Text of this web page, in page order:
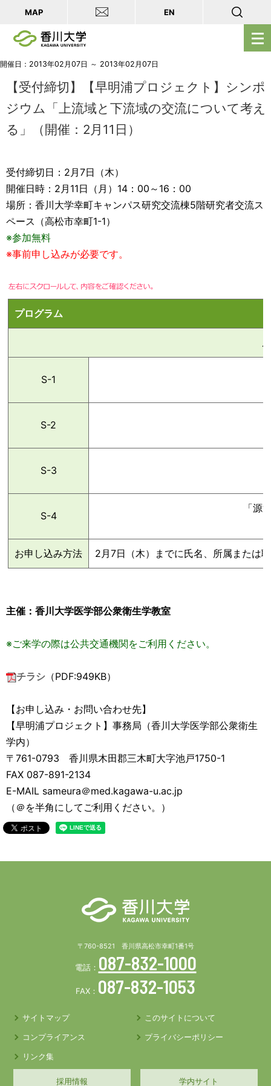
メ
ニ
開
MAP EN
開催日：2013年02月07日 ～ 2013年02月07日
【受付締切】【早明浦プロジェクト】シンポ
ジウム「上流域と下流域の交流について考え
る」（開催：2月11日）
受付締切日：2月7日（木）
開催日時：2月11日（月）14：00～16：00
場所：香川大学幸町キャンパス研究交流棟5階研究者交流ス
ペース（高松市幸町1-1）
※参加無料
※事前申し込みが必要です。
プログラム
S-1
S-2
S-3
S-4
「源
お申し込み方法 2月7日（木）までに氏名、所属または
主催：香川大学医学部公衆衛生学教室
※ご来学の際は公共交通機関をご利用ください。
チラシ （PDF:949KB）
【お申し込み・お問い合わせ先】
【早明浦プロジェクト】事務局（香川大学医学部公衆衛生
学内）
〒761-0793 香川県木田郡三木町大字池戸1750-1
FAX 087-891-2134
E-MAIL sameura＠med.kagawa-u.ac.jp
（＠を半角にしてご利用ください。）
〒760-8521 香川県高松市幸町1番1号
電話： 087-832-1000
FAX： 087-832-1053
サイトマップ
このサイトについて
コンプライアンス
プライバシーポリシー
リンク集
採用情報 学内サイト